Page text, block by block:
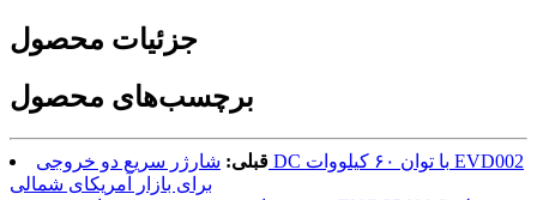
جزئیات محصول
برچسب‌های محصول
قبلی: شارژر سریع دو خروجی DC با توان ۶۰ کیلووات EVD002
برای بازار آمریکای شمالی